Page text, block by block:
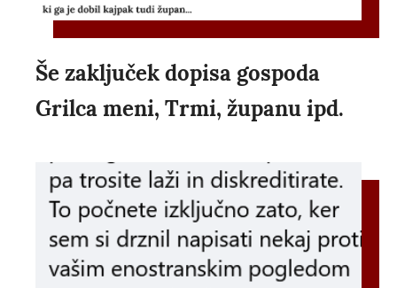
Še zaključek dopisa gospoda
Grilca meni, Trmi, županu ipd.